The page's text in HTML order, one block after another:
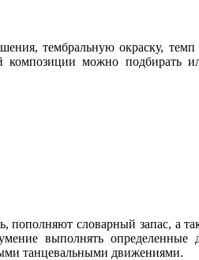
тембральную окраску,
композиции можно подбирать
пополняют словарный запас, а
умение выполнять
танцевальными движениями.